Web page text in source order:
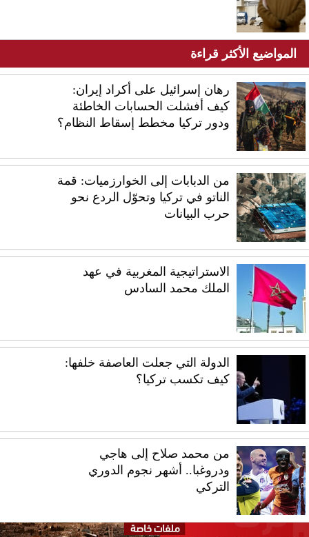
المواضيع الأكثر قراءة
رهان إسرائيل على أكراد إيران:
كيف أفشلت الحسابات الخاطئة
ودور تركيا مخطط إسقاط النظام؟
من الدبابات إلى الخوارزميات: قمة
الناتو في تركيا وتحوّل الردع نحو
حرب البيانات
الاستراتيجية المغربية في عهد
الملك محمد السادس
الدولة التي جعلت العاصفة خلفها:
كيف تكسب تركيا؟
من محمد صلاح إلى هاجي
ودروغبا.. أشهر نجوم الدوري
التركي